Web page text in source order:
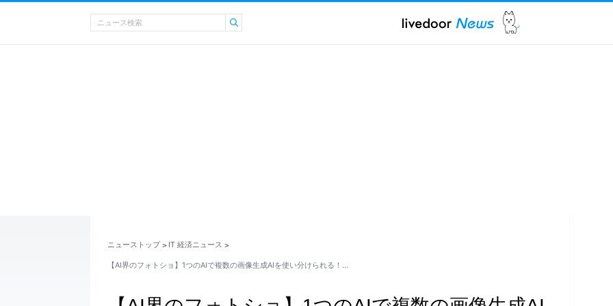
ニューストップ > IT 経済ニュース >
【AI界のフォトショ】1つのAIで複数の画像生成AIを使い分けられる！…